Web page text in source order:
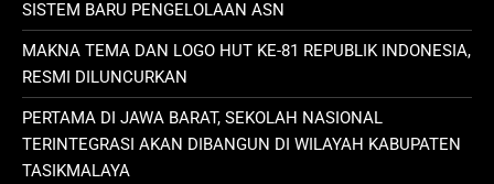
SISTEM BARU PENGELOLAAN ASN
MAKNA TEMA DAN LOGO HUT KE-81 REPUBLIK INDONESIA,
RESMI DILUNCURKAN
PERTAMA DI JAWA BARAT, SEKOLAH NASIONAL
TERINTEGRASI AKAN DIBANGUN DI WILAYAH KABUPATEN
TASIKMALAYA